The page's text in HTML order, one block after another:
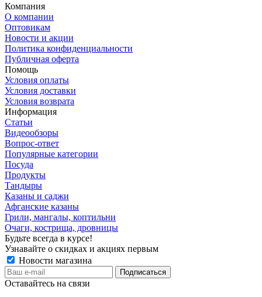
Компания
О компании
Оптовикам
Новости и акции
Политика конфиденциальности
Публичная оферта
Помощь
Условия оплаты
Условия доставки
Условия возврата
Информация
Статьи
Видеообзоры
Вопрос-ответ
Популярные категории
Посуда
Продукты
Тандыры
Казаны и саджи
Афганские казаны
Грили, мангалы, коптильни
Очаги, кострища, дровницы
Будьте всегда в курсе!
Узнавайте о скидках и акциях первым
Новости магазина
Оставайтесь на связи